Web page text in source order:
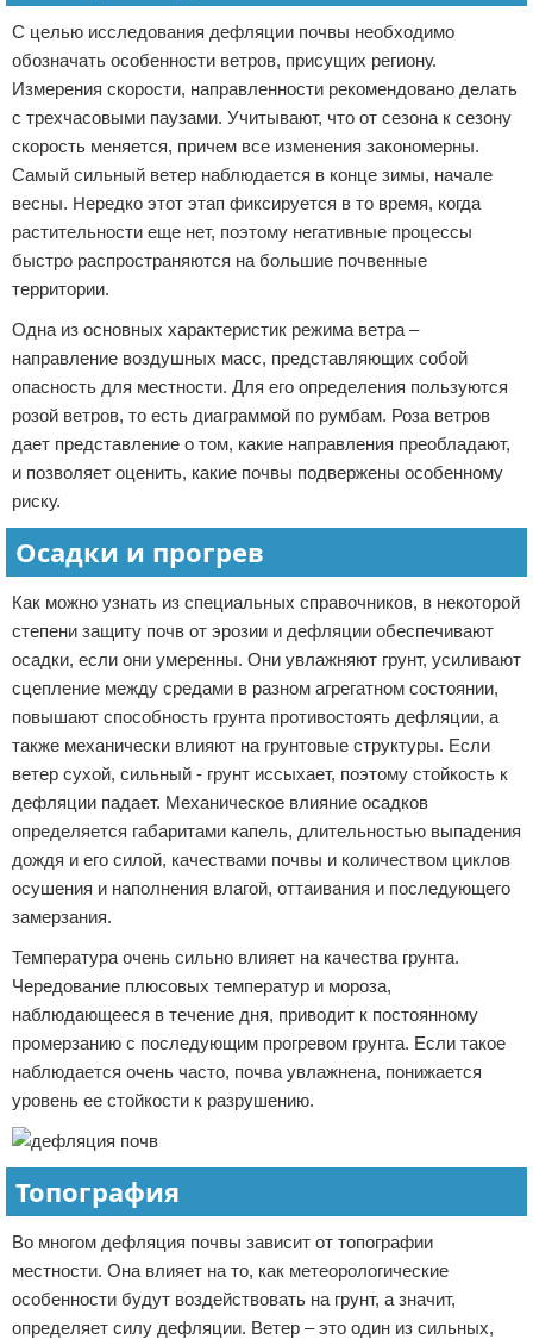
С целью исследования дефляции почвы необходимо
обозначать особенности ветров, присущих региону.
Измерения скорости, направленности рекомендовано делать
с трехчасовыми паузами. Учитывают, что от сезона к сезону
скорость меняется, причем все изменения закономерны.
Самый сильный ветер наблюдается в конце зимы, начале
весны. Нередко этот этап фиксируется в то время, когда
растительности еще нет, поэтому негативные процессы
быстро распространяются на большие почвенные
территории.
Одна из основных характеристик режима ветра –
направление воздушных масс, представляющих собой
опасность для местности. Для его определения пользуются
розой ветров, то есть диаграммой по румбам. Роза ветров
дает представление о том, какие направления преобладают,
и позволяет оценить, какие почвы подвержены особенному
риску.
Осадки и прогрев
Как можно узнать из специальных справочников, в некоторой
степени защиту почв от эрозии и дефляции обеспечивают
осадки, если они умеренны. Они увлажняют грунт, усиливают
сцепление между средами в разном агрегатном состоянии,
повышают способность грунта противостоять дефляции, а
также механически влияют на грунтовые структуры. Если
ветер сухой, сильный - грунт иссыхает, поэтому стойкость к
дефляции падает. Механическое влияние осадков
определяется габаритами капель, длительностью выпадения
дождя и его силой, качествами почвы и количеством циклов
осушения и наполнения влагой, оттаивания и последующего
замерзания.
Температура очень сильно влияет на качества грунта.
Чередование плюсовых температур и мороза,
наблюдающееся в течение дня, приводит к постоянному
промерзанию с последующим прогревом грунта. Если такое
наблюдается очень часто, почва увлажнена, понижается
уровень ее стойкости к разрушению.
Топография
Во многом дефляция почвы зависит от топографии
местности. Она влияет на то, как метеорологические
особенности будут воздействовать на грунт, а значит,
определяет силу дефляции. Ветер – это один из сильных,